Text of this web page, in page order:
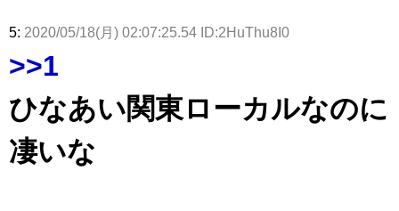
「ラヴィッ
スタジオ出
演決定
ざわつかせ
さんに恐怖
て...【ラヴ
きた。】
5: 2020/05/18(月) 02:07:25.54 ID:2HuThu8I0
>>1
ひなあい関東ローカルなのに
凄いな